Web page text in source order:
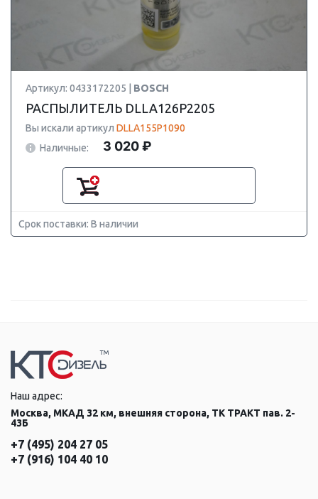
Артикул: 0433172205 | BOSCH
РАСПЫЛИТЕЛЬ DLLA126P2205
Вы искали артикул DLLA155P1090
Наличные:
3 020 ₽
Срок поставки: В наличии
Наш адрес:
Москва, МКАД 32 км, внешняя сторона, ТК ТРАКТ пав. 2-
43Б
+7 (495) 204 27 05
+7 (916) 104 40 10